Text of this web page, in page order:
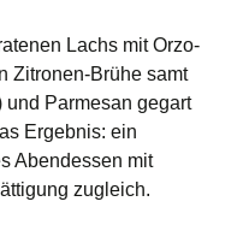
Lachs mit Orzo-
Zitronen-Brühe samt
und Parmesan gegart
Ergebnis: ein
Abendessen mit
zugleich.